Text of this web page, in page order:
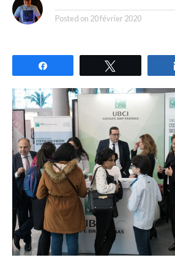
Posted on 20 février 2020